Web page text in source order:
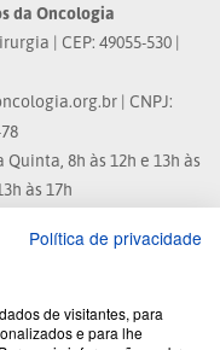
da Oncologia
| CEP: 49055-530 |
| CNPJ:
8h às 12h e 13h às
às 17h
às 10:33h
Política de privacidade
de visitantes, para
e para lhe